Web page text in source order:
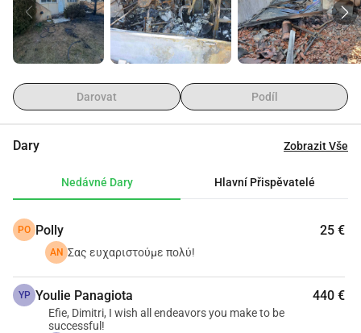
Jsme vděční za lásku, kterou od prvního okamžiku
přijímáme.
Dimitris Albandakis, Efi Korpou
6936651643Darovat Podíl
Dary Zobrazit Vše
Nedávné Dary Hlavní Přispěvatelé
PO Polly 25 €
AN Σας ευχαριστούμε πολύ!
YP Youlie Panagiota 440 €
Efie, Dimitri, I wish all endeavors you make to be
successful!